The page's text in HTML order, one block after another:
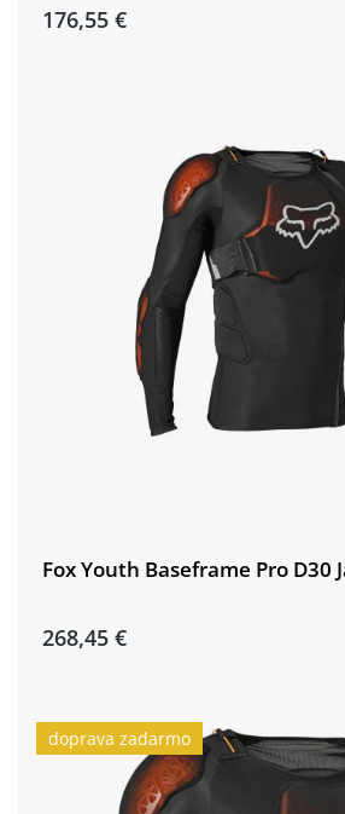
176,55 €
Fox Youth Baseframe Pro D30
268,45 €
doprava zadarmo